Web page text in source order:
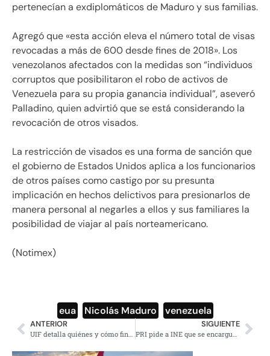
pertenecían a exdiplomáticos de Maduro y sus familias.
Agregó que «esta acción eleva el número total de visas
revocadas a más de 600 desde fines de 2018». Los
venezolanos afectados con la medidas son “individuos
corruptos que posibilitaron el robo de activos de
Venezuela para su propia ganancia individual”, aseveró
Palladino, quien advirtió que se está considerando la
revocación de otros visados.
La restricción de visados es una forma de sanción que
el gobierno de Estados Unidos aplica a los funcionarios
de otros países como castigo por su presunta
implicación en hechos delictivos para presionarlos de
manera personal al negarles a ellos y sus familiares la
posibilidad de viajar al país norteamericano.
(Notimex)
eua Nicolás Maduro venezuela
ANTERIOR
UIF detalla quiénes y cómo financiaron la «campaña sucia» contra AMLO
SIGUIENTE
PRI pide a INE que se encargue de comicios para elegir nuevo dirigente nacional